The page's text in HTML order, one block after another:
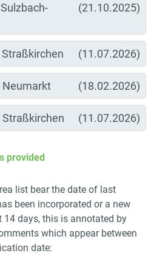
(21.10.2025)
Straßkirchen (11.07.2026)
Neumarkt (18.02.2026)
Straßkirchen (11.07.2026)
provided
list bear the date of last
been incorporated or a new
days, this is annotated by
which appear between
date: